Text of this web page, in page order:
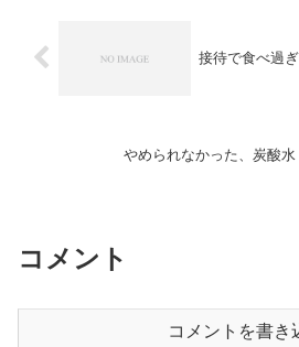
接待で食べ過
やめられなかった、炭酸水
コメント
コメントを書き